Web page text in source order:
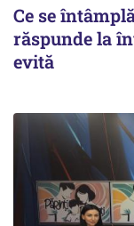
Ce se
răspunde la
evită